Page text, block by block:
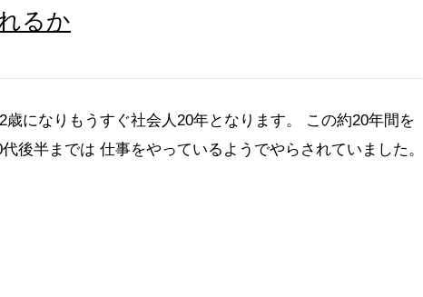
るか
になりもうすぐ社会人20年となります。 この約20年間を
後半までは 仕事をやっているようでやらされていました。